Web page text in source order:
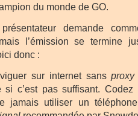
du monde de GO.
demande
l’émission se termine
donc :
sur internet sansproxy
si c’est pas suffisant.
jamais utiliser un